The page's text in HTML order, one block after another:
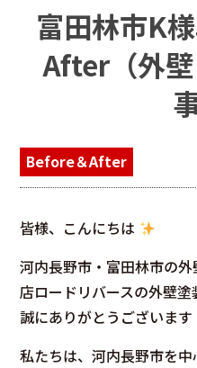
富田林市K
After（外
Before＆After
皆様、こんにちは
河内長野市・富田林市の
店ロードリバースの外壁塗
誠にありがとうございます
私たちは、河内長野市を